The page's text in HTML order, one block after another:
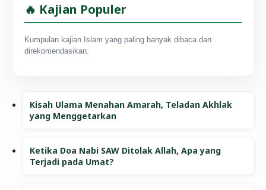
🔥 Kajian Populer
Kumpulan kajian Islam yang paling banyak dibaca dan
direkomendasikan.
Kisah Ulama Menahan Amarah, Teladan Akhlak
yang Menggetarkan
Ketika Doa Nabi SAW Ditolak Allah, Apa yang
Terjadi pada Umat?